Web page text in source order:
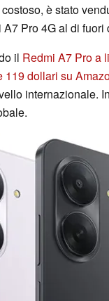
è stato
Pro 4G al di fuori
il Redmi A7 Pro a
119 dollari su
internazionale.